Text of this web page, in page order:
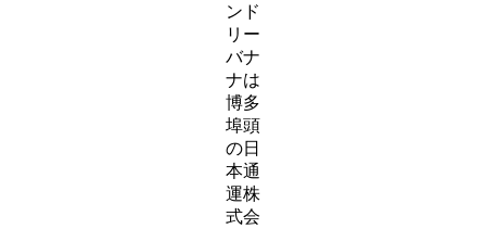
ンド
リー
バナ
ナは
博多
埠頭
の日
本通
運株
式会